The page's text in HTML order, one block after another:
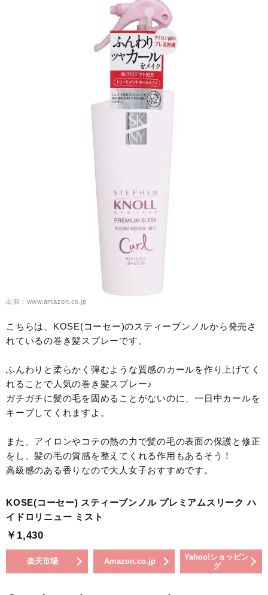
出典：www.amazon.co.jp
こちらは、KOSE(コーセー)のスティーブンノルから発売さ
れているの巻き髪スプレーです。
ふんわりと柔らかく弾むような質感のカールを作り上げてく
れることで人気の巻き髪スプレー♪
ガチガチに髪の毛を固めることがないのに、一日中カールを
キープしてくれますよ。
また、アイロンやコテの熱の力で髪の毛の表面の保護と修正
をし、髪の毛の質感を整えてくれる作用もあるそう！
高級感のある香りなので大人女子おすすめです。
KOSE(コーセー) スティーブンノル プレミアムスリーク ハ
イドロリニュー ミスト
￥1,430
楽天市場 Amazon.co.jp
Yahoo!ショッピン
グ